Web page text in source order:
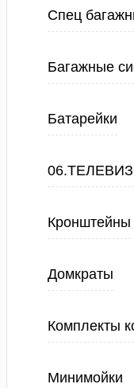
Спец
Багажные
Батарейки
Кронштейны
Домкраты
Комплекты
Минимойки